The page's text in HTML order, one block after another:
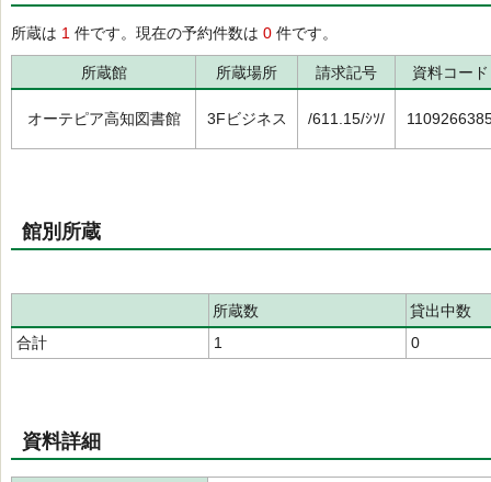
所蔵は 1 件です。現在の予約件数は 0 件です。
所蔵館 所蔵場所 請求記号 資料コード
オーテピア高知図書館 3Fビジネス /611.15/ｼｿ/
館別所蔵
所蔵数
貸出中数
合計
1 0
資料詳細